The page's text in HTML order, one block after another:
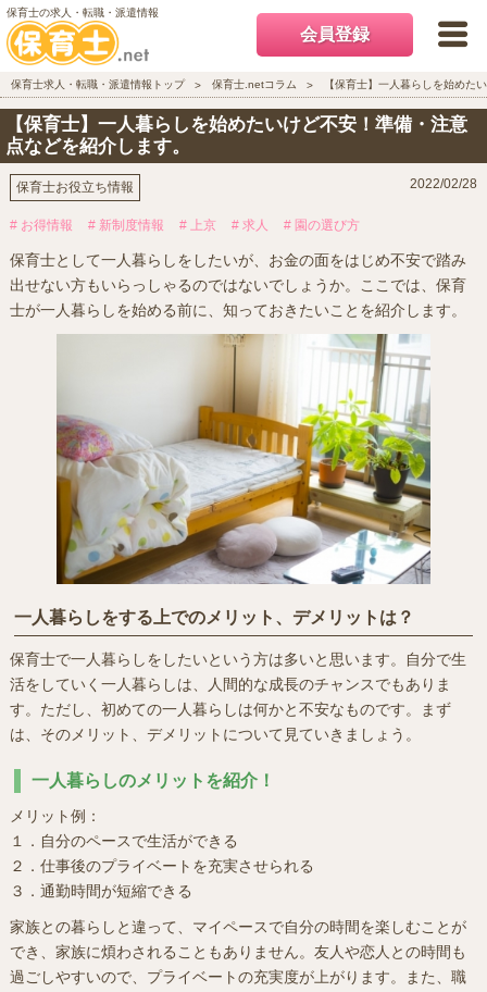
保育士の求人・転職・派遣情報
会員登録
保育士求人・転職・派遣情報トップ 保育士.netコラム 【保育士】一人暮らしを始めた
【保育士】一人暮らしを始めたいけど不安！準備・注意
点などを紹介します。
保育士お役立ち情報 2022/02/28
# お得情報 # 新制度情報 # 上京 # 求人 # 園の選び方
保育士として一人暮らしをしたいが、お金の面をはじめ不安で踏み
出せない方もいらっしゃるのではないでしょうか。ここでは、保育
士が一人暮らしを始める前に、知っておきたいことを紹介します。
一人暮らしをする上でのメリット、デメリットは？
保育士で一人暮らしをしたいという方は多いと思います。自分で生
活をしていく一人暮らしは、人間的な成長のチャンスでもありま
す。ただし、初めての一人暮らしは何かと不安なものです。まず
は、そのメリット、デメリットについて見ていきましょう。
一人暮らしのメリットを紹介！
メリット例：
１．自分のペースで生活ができる
２．仕事後のプライベートを充実させられる
３．通勤時間が短縮できる
家族との暮らしと違って、マイペースで自分の時間を楽しむことが
でき、家族に煩わされることもありません。友人や恋人との時間も
過ごしやすいので、プライベートの充実度が上がります。また、職